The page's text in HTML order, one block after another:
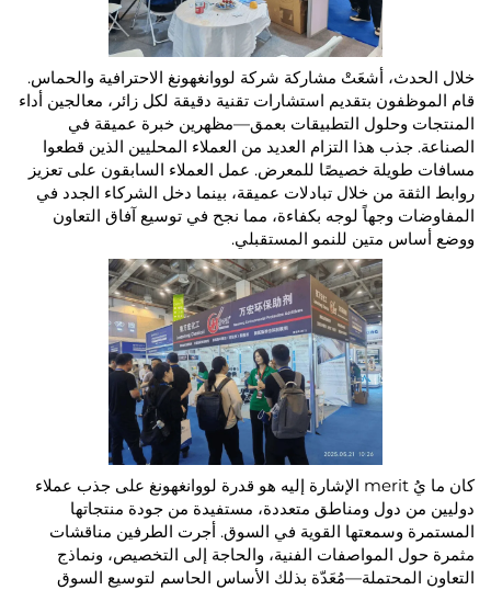
أشعَتْ مشاركة شركة لووانغهونغ الاحترافية والحماس.
بتقديم استشارات تقنية دقيقة لكل زائر، معالجين أداء
وحلول التطبيقات بعمق—مظهرين خبرة عميقة في
هذا التزام العديد من العملاء المحليين الذين قطعوا
خصيصًا للمعرض. عمل العملاء السابقون على تعزيز
من خلال تبادلات عميقة، بينما دخل الشركاء الجدد في
وجهاً لوجه بكفاءة، مما نجح في توسيع آفاق التعاون
متين للنمو المستقبلي.
كان ما يُ merit الإشارة إليه هو قدرة لووانغهونغ على جذب عملاء
دول ومناطق متعددة، مستفيدة من جودة منتجاتها
وسمعتها القوية في السوق. أجرت الطرفين مناقشات
المواصفات الفنية، والحاجة إلى التخصيص، ونماذج
بذلك الأساس الحاسم لتوسيع السوق